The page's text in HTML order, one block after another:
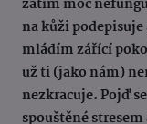
zatím moc
na kůži podepisuje
mládím zářící
už ti (jako nám)
nezkracuje. Pojď
spouštěné